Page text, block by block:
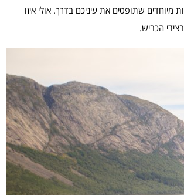
שתופסים את עיניכם בדרך. אולי איזו
הכביש.